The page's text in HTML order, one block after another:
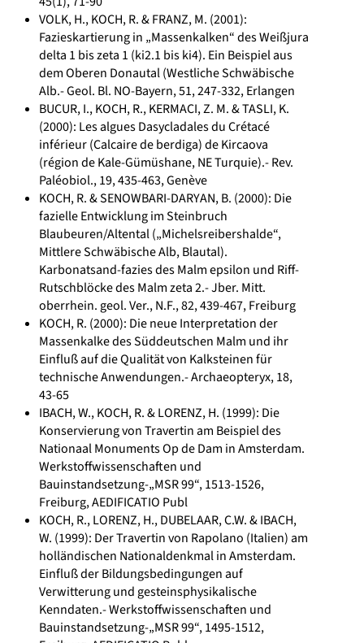
VOLK, H., KOCH, R. & FRANZ, M. (2001):
Fazieskartierung in „Massenkalken“ des Weißjura
delta 1 bis zeta 1 (ki2.1 bis ki4). Ein Beispiel aus
dem Oberen Donautal (Westliche Schwäbische
Alb.- Geol. Bl. NO-Bayern, 51, 247-332, Erlangen
BUCUR, I., KOCH, R., KERMACI, Z. M. & TASLI, K.
(2000): Les algues Dasycladales du Crétacé
inférieur (Calcaire de berdiga) de Kircaova
(région de Kale-Gümüshane, NE Turquie).- Rev.
Paléobiol., 19, 435-463, Genève
KOCH, R. & SENOWBARI-DARYAN, B. (2000): Die
fazielle Entwicklung im Steinbruch
Blaubeuren/Altental („Michelsreibershalde“,
Mittlere Schwäbische Alb, Blautal).
Karbonatsand-fazies des Malm epsilon und Riff-
Rutschblöcke des Malm zeta 2.- Jber. Mitt.
oberrhein. geol. Ver., N.F., 82, 439-467, Freiburg
KOCH, R. (2000): Die neue Interpretation der
Massenkalke des Süddeutschen Malm und ihr
Einfluß auf die Qualität von Kalksteinen für
technische Anwendungen.- Archaeopteryx, 18,
43-65
IBACH, W., KOCH, R. & LORENZ, H. (1999): Die
Konservierung von Travertin am Beispiel des
Nationaal Monuments Op de Dam in Amsterdam.
Werkstoffwissenschaften und
Bauinstandsetzung-„MSR 99“, 1513-1526,
Freiburg, AEDIFICATIO Publ
KOCH, R., LORENZ, H., DUBELAAR, C.W. & IBACH,
W. (1999): Der Travertin von Rapolano (Italien) am
holländischen Nationaldenkmal in Amsterdam.
Einfluß der Bildungsbedingungen auf
Verwitterung und gesteinsphysikalische
Kenndaten.- Werkstoffwissenschaften und
Bauinstandsetzung-„MSR 99“, 1495-1512,